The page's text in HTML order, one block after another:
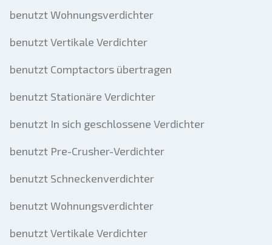
benutzt Wohnungsverdichter
benutzt Vertikale Verdichter
benutzt Comptactors übertragen
benutzt Stationäre Verdichter
benutzt In sich geschlossene Verdichter
benutzt Pre-Crusher-Verdichter
benutzt Schneckenverdichter
benutzt Wohnungsverdichter
benutzt Vertikale Verdichter